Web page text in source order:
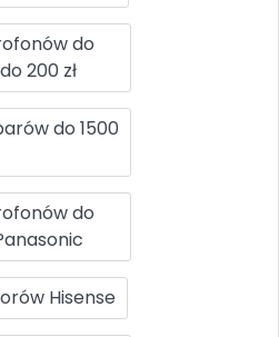
do
200 zł
do 1500
do
Hisense